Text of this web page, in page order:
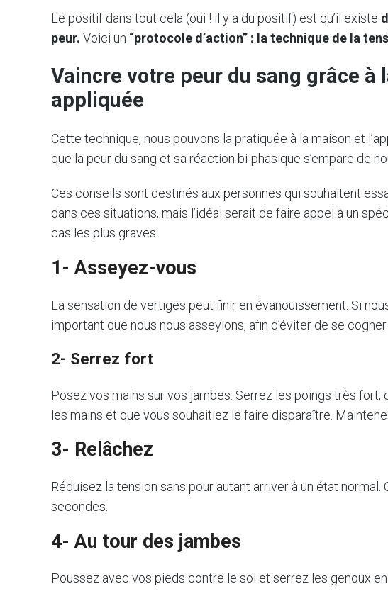
Le positif dans tout cela (oui ! il y a du positif) est qu’il existe
peur. Voici un “protocole d’action” : la technique de la
Vaincre votre peur du sang grâce à
appliquée
Cette technique, nous pouvons la pratiquée à la maison et
que la peur du sang et sa réaction bi-phasique s’empare de
Ces conseils sont destinés aux personnes qui souhaitent
dans ces situations, mais l’idéal serait de faire appel à un
cas les plus graves.
1- Asseyez-vous
La sensation de vertiges peut finir en évanouissement. Si
important que nous nous asseyions, afin d’éviter de se
2- Serrez fort
Posez vos mains sur vos jambes. Serrez les poings très
les mains et que vous souhaitiez le faire disparaître.
3- Relâchez
Réduisez la tension sans pour autant arriver à un état
secondes.
4- Au tour des jambes
Poussez avec vos pieds contre le sol et serrez les genoux